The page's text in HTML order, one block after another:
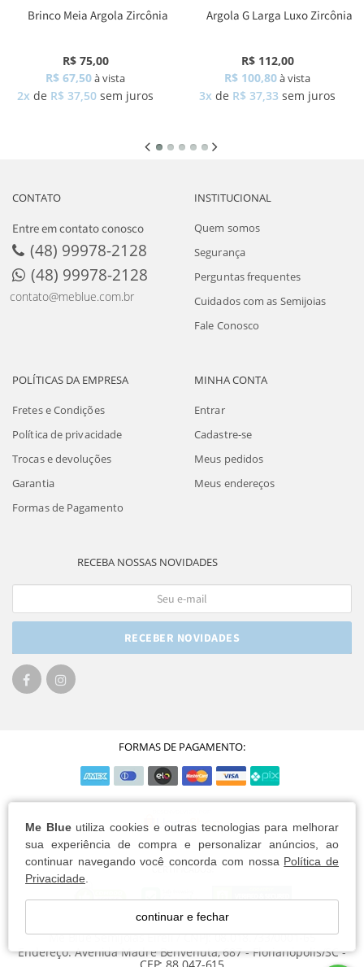
Me Blueutiliza cookies e outras tecnologias para melhorar
sua experiência de compra e personalizar anúncios, ao
continuar navegando você concorda com nossa Política de
Privacidade.
continuar e fechar
Brinco Meia Argola Zircônia
R$ 75,00
R$ 67,50à vista
2x de R$ 37,50 sem juros
Argola G Larga Luxo Zircônia
R$ 112,00
R$ 100,80à vista
3x de R$ 37,33 sem juros
CONTATO
Entre em contato conosco
(48) 99978-2128
(48) 99978-2128
contato@meblue.com.br
INSTITUCIONAL
Quem somos
Segurança
Perguntas frequentes
Cuidados com as Semijoias
Fale Conosco
POLÍTICAS DA EMPRESA
Fretes e Condições
Política de privacidade
Trocas e devoluções
Garantia
Formas de Pagamento
MINHA CONTA
Entrar
Cadastre-se
Meus pedidos
Meus endereços
RECEBA NOSSAS NOVIDADES
RECEBER NOVIDADES
FORMAS DE PAGAMENTO:
Me Blue Semijoias Eireli / CNPJ: 08.018.733/0001-65
Endereço: Avenida Madre Benvenuta, 687 - Florianópolis/SC -
CEP: 88.047-615